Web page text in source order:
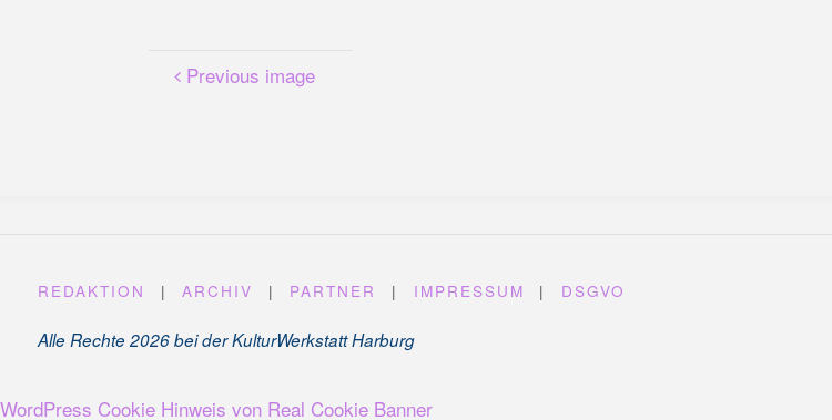
Previous image
REDAKTION | ARCHIV | PARTNER | IMPRESSUM | DSGVO
Alle Rechte 2026 bei der KulturWerkstatt Harburg
WordPress Cookie Hinweis von Real Cookie Banner